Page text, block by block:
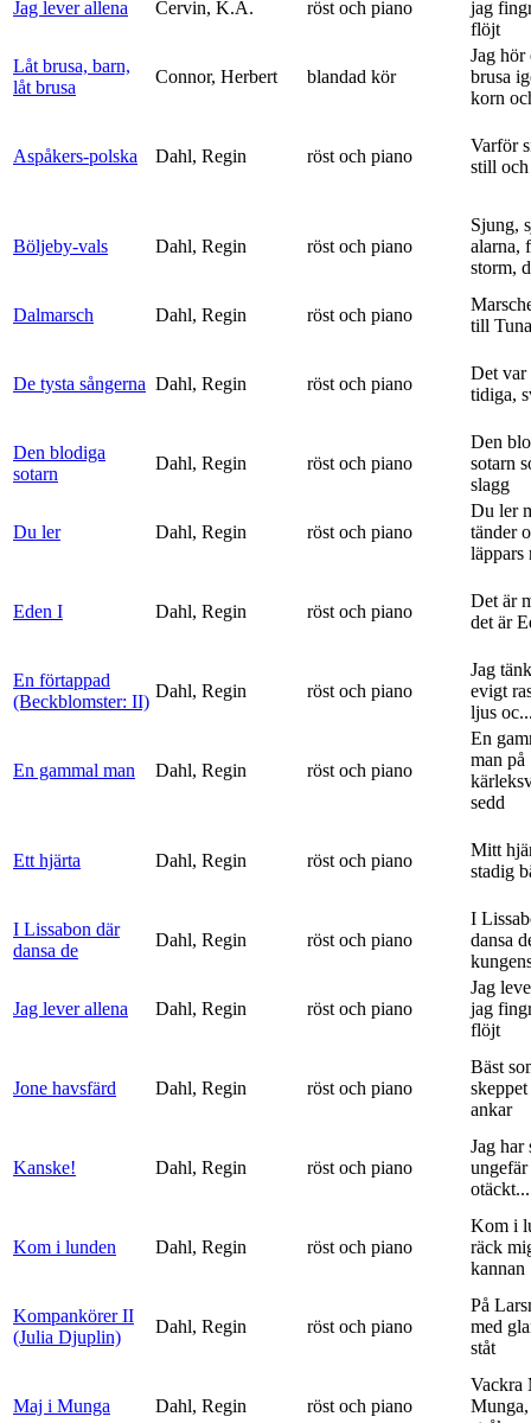
Jag lever allena Cervin, K.A. röst och piano
jag
flöjt
Låt brusa, barn,
låt brusa
Connor, Herbert blandad kör
Jag hör
brusa
korn
Aspåkers-polska Dahl, Regin röst och piano
Varför
still
Böljeby-vals Dahl, Regin röst och piano
Sjung,
alarna,
storm,
Dalmarsch Dahl, Regin röst och piano
till Tuna
De tysta sångerna Dahl, Regin röst och piano
Det var
tidiga,
Den blodiga
sotarn
Dahl, Regin röst och piano
Den
sotarn
slagg
Du ler Dahl, Regin röst och piano
Du ler
tänder
läppars
Eden I Dahl, Regin röst och piano
Det är
det är
En förtappad
(Beckblomster: II)
Dahl, Regin röst och piano
Jag
evigt
ljus
En gammal man Dahl, Regin röst och piano
En
man på
sedd
Ett hjärta Dahl, Regin röst och piano
Mitt
stadig
I Lissabon där
dansa de
Dahl, Regin röst och piano
I
dansa
Jag lever allena Dahl, Regin röst och piano
Jag
jag
flöjt
Jone havsfärd Dahl, Regin röst och piano
Bäst
ankar
Kanske! Dahl, Regin röst och piano
Jag har
otäckt...
Kom i lunden Dahl, Regin röst och piano
Kom i
räck
kannan
Kompankörer II
(Julia Djuplin)
Dahl, Regin röst och piano
På
med
ståt
Maj i Munga Dahl, Regin röst och piano
Vackra